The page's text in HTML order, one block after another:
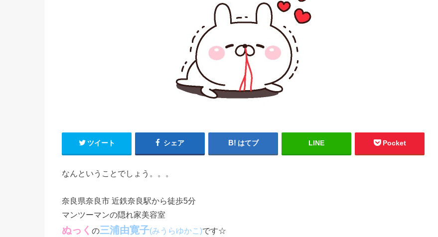
ツイート シェア はてブ LINE Pocket
なんということでしょう。。。
奈良県奈良市 近鉄奈良駅から徒歩5分
マンツーマンの隠れ家美容室
ぬっく の三浦由寛子(みうらゆかこ)です☆